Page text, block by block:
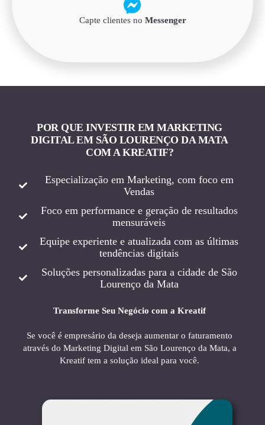
Capte clientes no Messenger
POR QUE INVESTIR EM MARKETING
DIGITAL EM SÃO LOURENÇO DA MATA
COM A KREATIF?
Especialização em Marketing, com foco em
Vendas
Foco em performance e geração de resultados
mensuráveis
Equipe experiente e atualizada com as últimas
tendências digitais
Soluções personalizadas para a cidade de São
Lourenço da Mata
Transforme Seu Negócio com a Kreatif
Se você é empresário da deseja aumentar o faturamento
através do Marketing Digital em São Lourenço da Mata, a
Kreatif tem a solução ideal para você.